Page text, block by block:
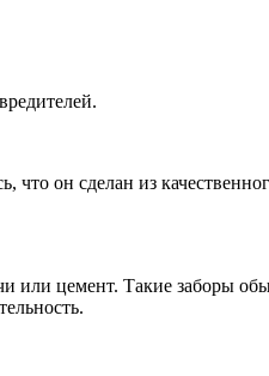
что он сделан из
цемент. Такие заборы